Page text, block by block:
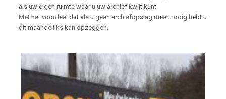
als uw eigen ruimte waar u uw archief kwijt kunt.
Met het voordeel dat als u geen archiefopslag meer nodig hebt u
dit maandelijks kan opzeggen.